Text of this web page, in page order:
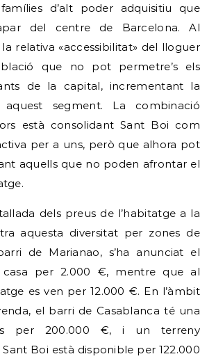
d’alt poder adquisitiu que
del centre de Barcelona. Al
relativa «accessibilitat» del lloguer
que no pot permetre’s els
de la capital, incrementant la
segment. La combinació
està consolidant Sant Boi com
per a uns, però que alhora pot
aquells que no poden afrontar el
dels preus de l’habitatge a la
aquesta diversitat per zones de
de Marianao, s’ha anunciat el
casa per 2.000 €, mentre que al
es ven per 12.000 €. En l’àmbit
el barri de Casablanca té una
per 200.000 €, i un terreny
Boi està disponible per 122.000